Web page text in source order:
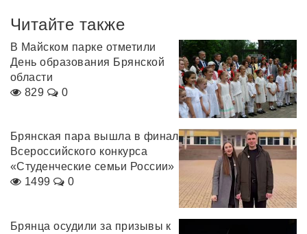
Читайте также
В Майском парке отметили
День образования Брянской
области
829
0
Брянская пара вышла в финал
Всероссийского конкурса
«Студенческие семьи России»
1499
0
Брянца осудили за призывы к